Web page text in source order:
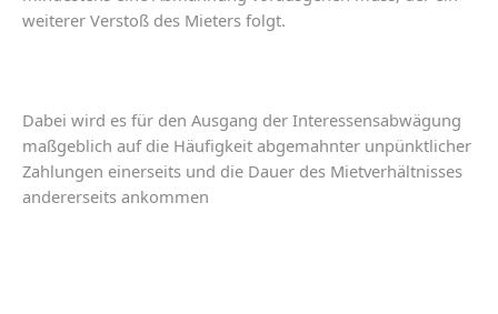
weiterer Verstoß des Mieters folgt.
Dabei wird es für den Ausgang der Interessensabwägung
maßgeblich auf die Häufigkeit abgemahnter unpünktlicher
Zahlungen einerseits und die Dauer des Mietverhältnisses
andererseits ankommen